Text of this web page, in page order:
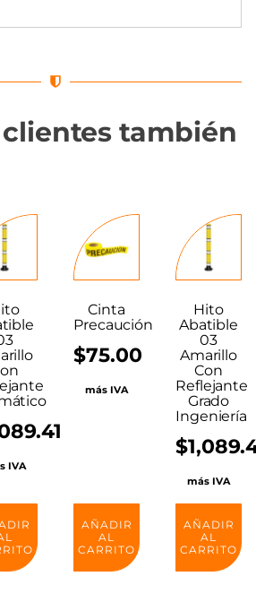
también
IVA
Cinta
Precaución
$75.00
más IVA
AÑADIR
AL
CARRITO
Hito
Abatible
03
Amarillo
Con
Reflejante
Grado
Ingeniería
$
más IVA
AÑADIR
AL
CARRITO